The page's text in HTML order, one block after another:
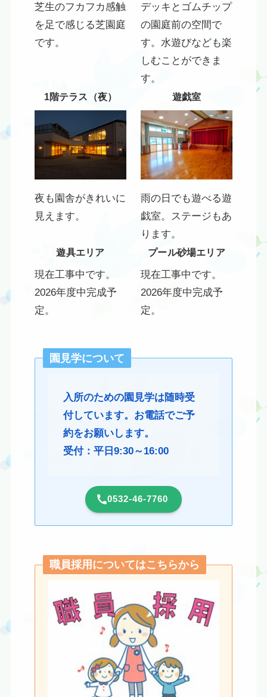
芝生のフカフカ感触
を足で感じる芝園庭
です。
デッキとゴムチップ
の園庭前の空間で
す。水遊びなども楽
しむことができま
す。
1階テラス（夜）
夜も園舎がきれいに
見えます。
遊戯室
雨の日でも遊べる遊
戯室。ステージもあ
ります。
遊具エリア
現在工事中です。
2026年度中完成予
定。
プール砂場エリア
現在工事中です。
2026年度中完成予
定。
園見学について
入所のための園見学は随時受
付しています。お電話でご予
約をお願いします。
受付：平日9:30～16:00
0532-46-7760
職員採用についてはこちらから